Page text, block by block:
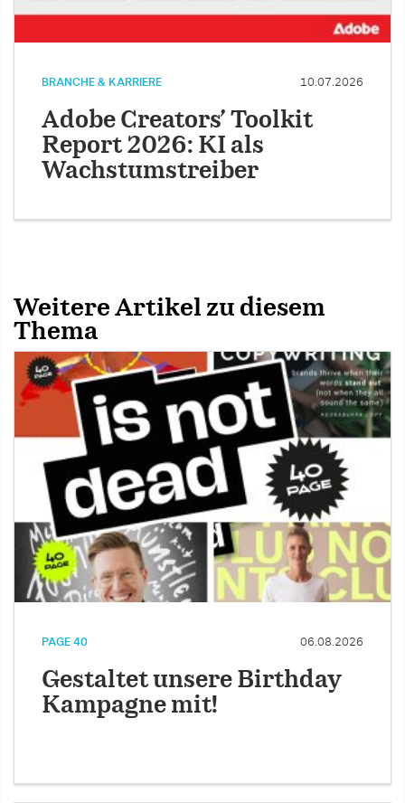
BRANCHE & KARRIERE 10.07.2026
Adobe Creators’ Toolkit
Report 2026: KI als
Wachstumstreiber
Weitere Artikel zu diesem
Thema
PAGE 40 06.08.2026
Gestaltet unsere Birthday
Kampagne mit!